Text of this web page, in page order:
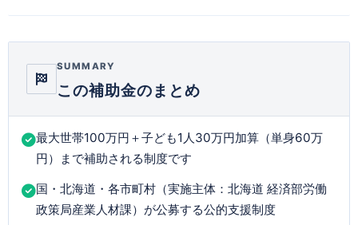
SUMMARY
この補助金のまとめ
最大世帯100万円＋子ども1人30万円加算（単身60万
円）まで補助される制度です
国・北海道・各市町村（実施主体：北海道 経済部労働
政策局産業人材課）が公募する公的支援制度